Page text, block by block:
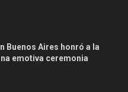
Buenos Aires honró a la
emotiva ceremonia